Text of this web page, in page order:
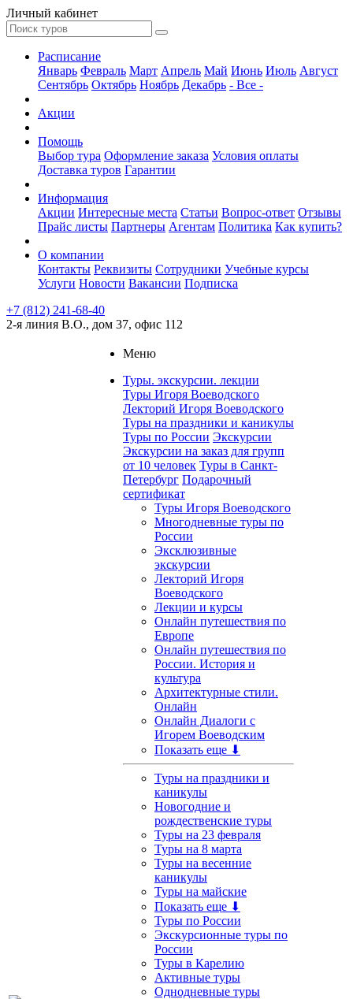
Личный кабинет
Расписание
Январь Февраль Март Апрель Май Июнь Июль Август
Сентябрь Октябрь Ноябрь Декабрь - Все -
Акции
Помощь
Выбор тура Оформление заказа Условия оплаты
Доставка туров Гарантии
Информация
Акции Интересные места Статьи Вопрос-ответ Отзывы
Прайс листы Партнеры Агентам Политика Как купить?
О компании
Контакты Реквизиты Сотрудники Учебные курсы
Услуги Новости Вакансии Подписка
+7 (812) 241-68-40
2-я линия В.О., дом 37, офис 112
Меню
Туры. экскурсии. лекции
Туры Игоря Воеводского
Лекторий Игоря Воеводского
Туры на праздники и каникулы
Туры по России Экскурсии
Экскурсии на заказ для групп
от 10 человек Туры в Санкт-
Петербург Подарочный
сертификат
Туры Игоря Воеводского
Многодневные туры по
России
Эксклюзивные
экскурсии
Лекторий Игоря
Воеводского
Лекции и курсы
Онлайн путешествия по
Европе
Онлайн путешествия по
России. История и
культура
Архитектурные стили.
Онлайн
Онлайн Диалоги с
Игорем Воеводским
Показать еще ⬇
Туры на праздники и
каникулы
Новогодние и
рождественские туры
Туры на 23 февраля
Туры на 8 марта
Туры на весенние
каникулы
Туры на майские
Показать еще ⬇
Туры по России
Экскурсионные туры по
России
Туры в Карелию
Активные туры
Однодневные туры